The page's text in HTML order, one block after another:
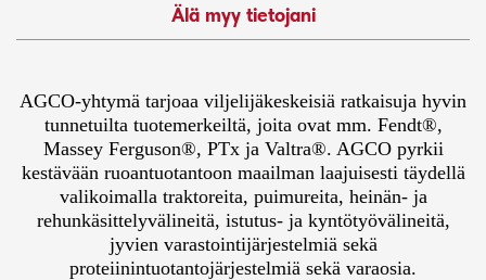
Älä myy tietojani
AGCO-yhtymä tarjoaa viljelijäkeskeisiä ratkaisuja hyvin
tunnetuilta tuotemerkeiltä, joita ovat mm. Fendt®,
Massey Ferguson®, PTx ja Valtra®. AGCO pyrkii
kestävään ruoantuotantoon maailman laajuisesti täydellä
valikoimalla traktoreita, puimureita, heinän- ja
rehunkäsittelyvälineitä, istutus- ja kyntötyövälineitä,
jyvien varastointijärjestelmiä sekä
proteiinintuotantojärjestelmiä sekä varaosia.